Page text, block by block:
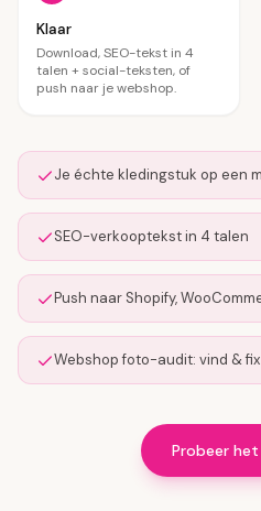
Klaar
Download, SEO-tekst in 4
talen + social-teksten, of
push naar je webshop.
Je échte kledingstuk op een
SEO-verkooptekst in 4 talen
Push naar Shopify,
Webshop foto-audit: vind &
Probeer